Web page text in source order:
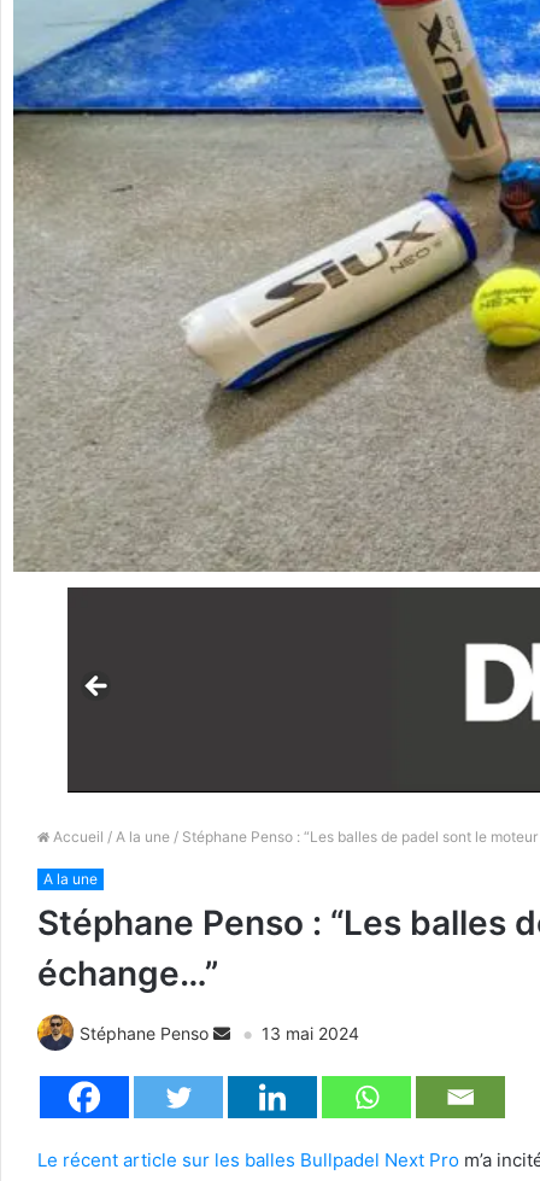
Accueil / A la une / Stéphane Penso : “Les balles de padel sont le
A la une
Stéphane Penso : “Les balles
échange…”
Stéphane Penso 13 mai 2024
Le récent article sur les balles Bullpadel Next Pro m’a